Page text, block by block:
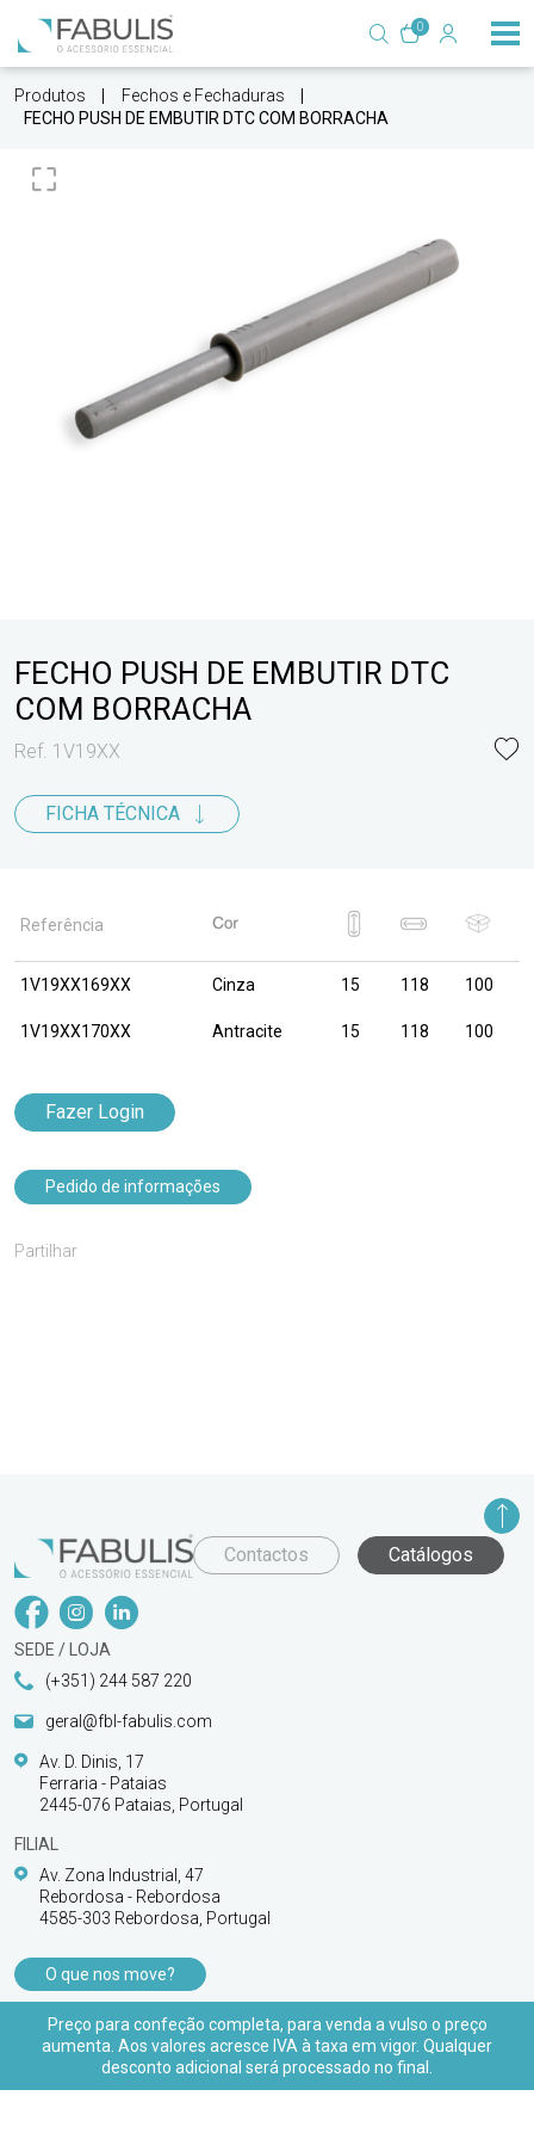
0
Produtos
Fechos e Fechaduras
FECHO PUSH DE EMBUTIR DTC COM BORRACHA
FECHO PUSH DE EMBUTIR DTC
COM BORRACHA
Ref. 1V19XX
FICHA TÉCNICA
Referência
1V19XX169XX Cinza 15 118 100
1V19XX170XX Antracite 15 118 100
Fazer Login
Pedido de informações
Partilhar
Contactos Catálogos
SEDE / LOJA
(+351) 244 587 220
geral@fbl-fabulis.com
Av. D. Dinis, 17
Ferraria - Pataias
2445-076 Pataias, Portugal
FILIAL
Av. Zona Industrial, 47
Rebordosa - Rebordosa
4585-303 Rebordosa, Portugal
O que nos move?
PRODUTOS
APOIO AO CLIENTE
Preço para confeção completa, para venda a vulso o preço
aumenta. Aos valores acresce IVA à taxa em vigor. Qualquer
desconto adicional será processado no final.